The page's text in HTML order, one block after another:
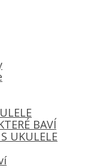
BAVÍ
UKULELE